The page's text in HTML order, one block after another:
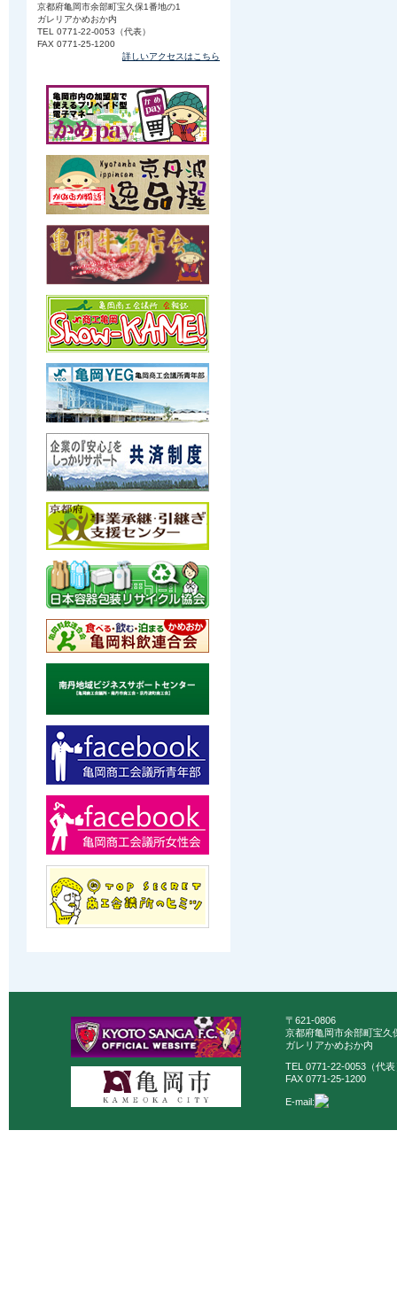
京都府亀岡市余部町宝久保1番地の1
ガレリアかめおか内
TEL 0771-22-0053（代表）
FAX 0771-25-1200
詳しいアクセスはこちら
〒621-0806
京都府亀岡市余部町宝久
ガレリアかめおか内
TEL 0771-22-0053（代表
FAX 0771-25-1200
E-mail: